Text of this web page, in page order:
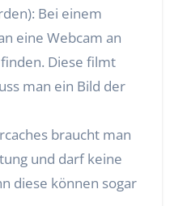
Bei einem
eine Webcam an
Diese filmt
man ein Bild der
braucht man
und darf keine
diese können sogar